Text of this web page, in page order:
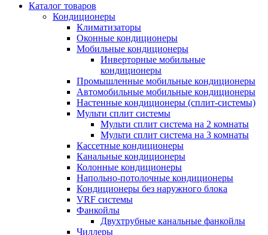
Каталог товаров
Кондиционеры
Климатизаторы
Оконные кондиционеры
Мобильные кондиционеры
Инверторные мобильные
кондиционеры
Промышленные мобильные кондиционеры
Автомобильные мобильные кондиционеры
Настенные кондиционеры (сплит-системы)
Мульти сплит системы
Мульти сплит система на 2 комнаты
Мульти сплит система на 3 комнаты
Кассетные кондиционеры
Канальные кондиционеры
Колонные кондиционеры
Напольно-потолочные кондиционеры
Кондиционеры без наружного блока
VRF системы
Фанкойлы
Двухтрубные канальные фанкойлы
Чиллеры